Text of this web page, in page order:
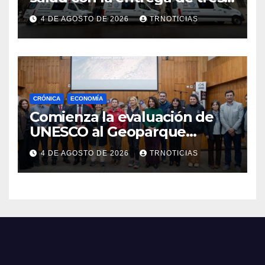
nuevas ambulancias para
Cauquenes y Sagrada Familia
4 DE AGOSTO DE 2026 TRNOTICIAS
CRÓNICA ECONOMÍA
Comienza la evaluación de
UNESCO al Geoparque
Aspirante Pillanmapu en el
Maule
4 DE AGOSTO DE 2026 TRNOTICIAS